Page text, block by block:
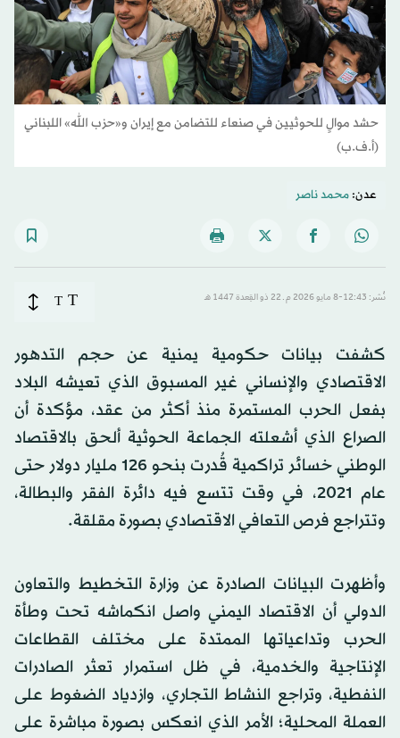
حشد موالٍ للحوثيين في صنعاء للتضامن مع إيران و«حزب الله» اللبناني
(أ.ف.ب)
عدن:محمد ناصر
نُشر: 12:43-8 مايو 2026 م ـ 22 ذو القِعدة 1447 هـ T
T
كشفت بيانات حكومية يمنية عن حجم التدهور
الاقتصادي والإنساني غير المسبوق الذي تعيشه البلاد
بفعل الحرب المستمرة منذ أكثر من عقد، مؤكدة أن
الصراع الذي أشعلته الجماعة الحوثية ألحق بالاقتصاد
الوطني خسائر تراكمية قُدرت بنحو 126 مليار دولار حتى
عام 2021، في وقت تتسع فيه دائرة الفقر والبطالة،
وتتراجع فرص التعافي الاقتصادي بصورة مقلقة.
وأظهرت البيانات الصادرة عن وزارة التخطيط والتعاون
الدولي أن الاقتصاد اليمني واصل انكماشه تحت وطأة
الحرب وتداعياتها الممتدة على مختلف القطاعات
الإنتاجية والخدمية، في ظل استمرار تعثر الصادرات
النفطية، وتراجع النشاط التجاري، وازدياد الضغوط على
العملة المحلية؛ الأمر الذي انعكس بصورة مباشرة على